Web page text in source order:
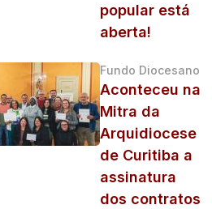
popular está
aberta!
Fundo Diocesano
Aconteceu na
Mitra da
Arquidiocese
de Curitiba a
assinatura
dos contratos